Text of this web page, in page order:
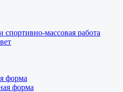
спортивно-массовая работа
форма
форма